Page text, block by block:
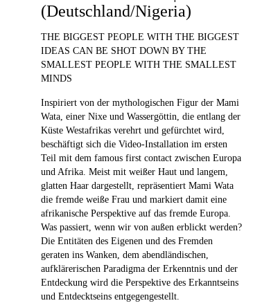
(Deutschland/Nigeria)
THE BIGGEST PEOPLE WITH THE BIGGEST
IDEAS CAN BE SHOT DOWN BY THE
SMALLEST PEOPLE WITH THE SMALLEST
MINDS
Inspiriert von der mythologischen Figur der Mami
Wata, einer Nixe und Wassergöttin, die entlang der
Küste Westafrikas verehrt und gefürchtet wird,
beschäftigt sich die Video-Installation im ersten
Teil mit dem famous first contact zwischen Europa
und Afrika. Meist mit weißer Haut und langem,
glatten Haar dargestellt, repräsentiert Mami Wata
die fremde weiße Frau und markiert damit eine
afrikanische Perspektive auf das fremde Europa.
Was passiert, wenn wir von außen erblickt werden?
Die Entitäten des Eigenen und des Fremden
geraten ins Wanken, dem abendländischen,
aufklärerischen Paradigma der Erkenntnis und der
Entdeckung wird die Perspektive des Erkanntseins
und Entdecktseins entgegengestellt.